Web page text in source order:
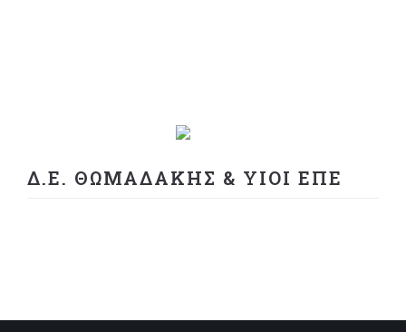
Δ.Ε. ΘΩΜΑΔΑΚΗΣ & ΥΙΟΙ ΕΠΕ